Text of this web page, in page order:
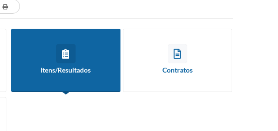
Itens/Resultados Contratos